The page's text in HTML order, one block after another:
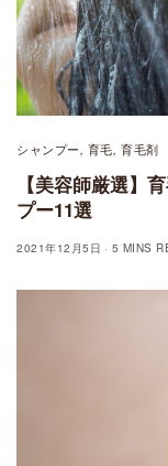
シャンプー 育毛 ,育毛剤
【美容師厳選】
プー11選
2021年12月5日 5 MINS